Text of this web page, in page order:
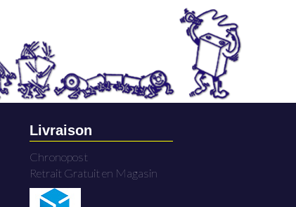
Livraison
Chronopost
Retrait Gratuit en Magasin